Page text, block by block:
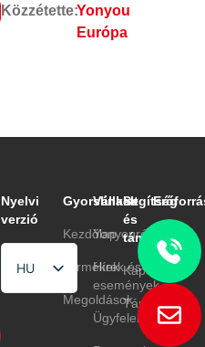
Közzétette:Yonyou
Európa
Nyelvi
verzió
HU
EN
Gyorslinkek
Kezdőlap
Termékek
Megoldások
Vállalat
Yonyouról
Hírek és
események
Ügyfelek
Segítség
és
támogatás
Kapcsolat
Támogatás
GYIK